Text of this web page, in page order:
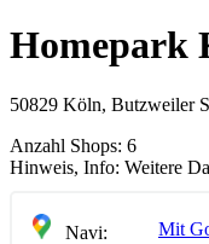
Homepark
50829 Köln, Butzweiler
Anzahl Shops: 6
Hinweis, Info: Weitere
Navi:
Mit